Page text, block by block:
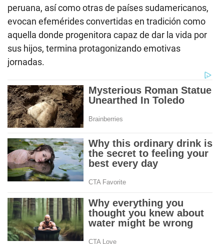
peruana, así como otras de países sudamericanos,
evocan efemérides convertidas en tradición como
aquella donde progenitora capaz de dar la vida por
sus hijos, termina protagonizando emotivas
jornadas.